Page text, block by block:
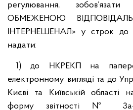
регулювання,
ОБМЕЖЕНОЮ
ІНТЕРНЕШЕНАЛ» у строк до
надати:
1) до НКРЕКП на
електронному вигляді та до
Києві та Київській області
форму звітності № 3а-